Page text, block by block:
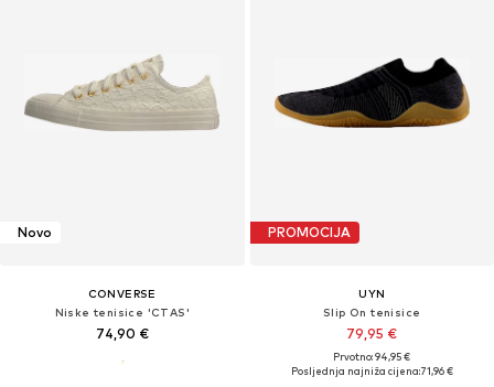
Novo
CONVERSE
Niske tenisice 'CTAS'
74,90 €
PROMOCIJA
UYN
Slip On tenisice
79,95 €
Prvotno: 94,95 €
Posljednja najniža cijena:71,96 €